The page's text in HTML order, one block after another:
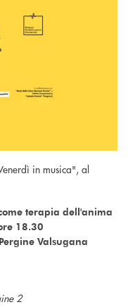
in musica", al
terapia dell'anima
18.30
Valsugana
2